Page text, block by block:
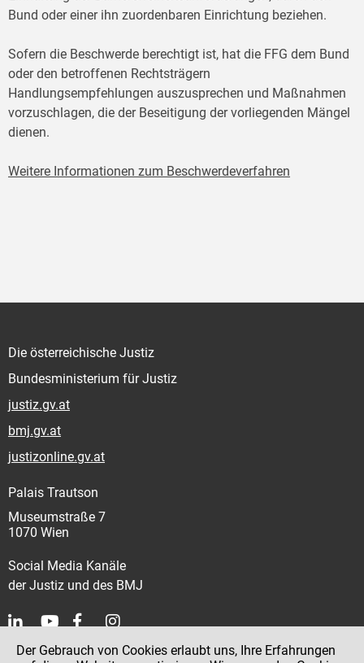
Bund oder einer ihn zuordenbaren Einrichtung beziehen.
Sofern die Beschwerde berechtigt ist, hat die FFG dem Bund
oder den betroffenen Rechtsträgern
Handlungsempfehlungen auszusprechen und Maßnahmen
vorzuschlagen, die der Beseitigung der vorliegenden Mängel
dienen.
Weitere Informationen zum Beschwerdeverfahren
Die österreichische Justiz
Bundesministerium für Justiz
justiz.gv.at
bmj.gv.at
justizonline.gv.at
Palais Trautson
Museumstraße 7
1070 Wien
Social Media Kanäle
der Justiz und des BMJ
Kontakt
Der Gebrauch von Cookies erlaubt uns, Ihre Erfahrungen